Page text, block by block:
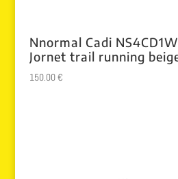
Nnormal Cadi
Jornet trail running
150.00€